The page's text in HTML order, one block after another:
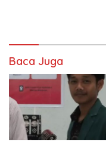
Baca Juga